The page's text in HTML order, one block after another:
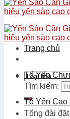
Tìm kiếm:
Tổng đài
Trang chủ
Tổ Yến
Tổ Yến Cao